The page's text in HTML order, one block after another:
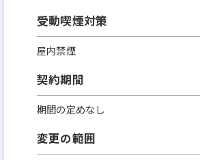
受動喫煙対策
屋内禁煙
契約期間
期間の定めなし
変更の範囲